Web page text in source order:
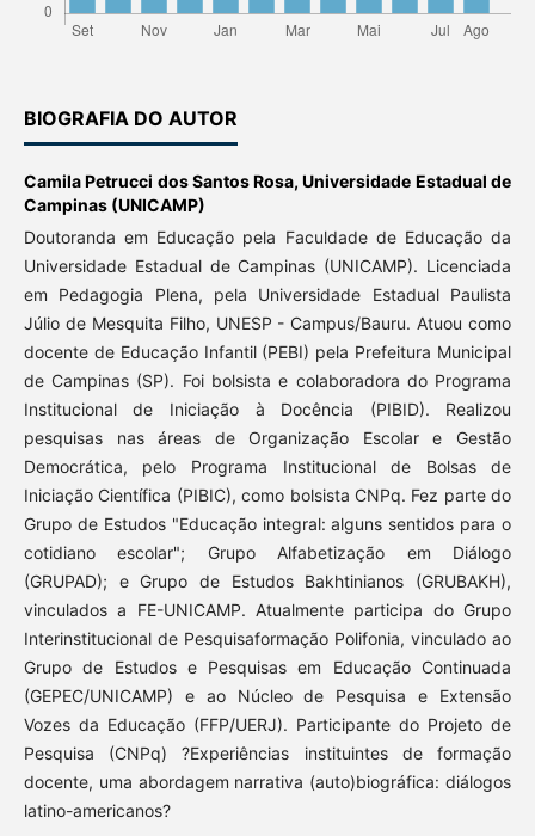
BIOGRAFIA DO AUTOR
Camila Petrucci dos Santos Rosa,Universidade Estadual de
Campinas (UNICAMP)
Doutoranda em Educação pela Faculdade de Educação da
Universidade Estadual de Campinas (UNICAMP). Licenciada
em Pedagogia Plena, pela Universidade Estadual Paulista
Júlio de Mesquita Filho, UNESP - Campus/Bauru. Atuou como
docente de Educação Infantil (PEBI) pela Prefeitura Municipal
de Campinas (SP). Foi bolsista e colaboradora do Programa
Institucional de Iniciação à Docência (PIBID). Realizou
pesquisas nas áreas de Organização Escolar e Gestão
Democrática, pelo Programa Institucional de Bolsas de
Iniciação Científica (PIBIC), como bolsista CNPq. Fez parte do
Grupo de Estudos "Educação integral: alguns sentidos para o
cotidiano escolar"; Grupo Alfabetização em Diálogo
(GRUPAD); e Grupo de Estudos Bakhtinianos (GRUBAKH),
vinculados a FE-UNICAMP. Atualmente participa do Grupo
Interinstitucional de Pesquisaformação Polifonia, vinculado ao
Grupo de Estudos e Pesquisas em Educação Continuada
(GEPEC/UNICAMP) e ao Núcleo de Pesquisa e Extensão
Vozes da Educação (FFP/UERJ). Participante do Projeto de
Pesquisa (CNPq) ?Experiências instituintes de formação
docente, uma abordagem narrativa (auto)biográfica: diálogos
latino-americanos?